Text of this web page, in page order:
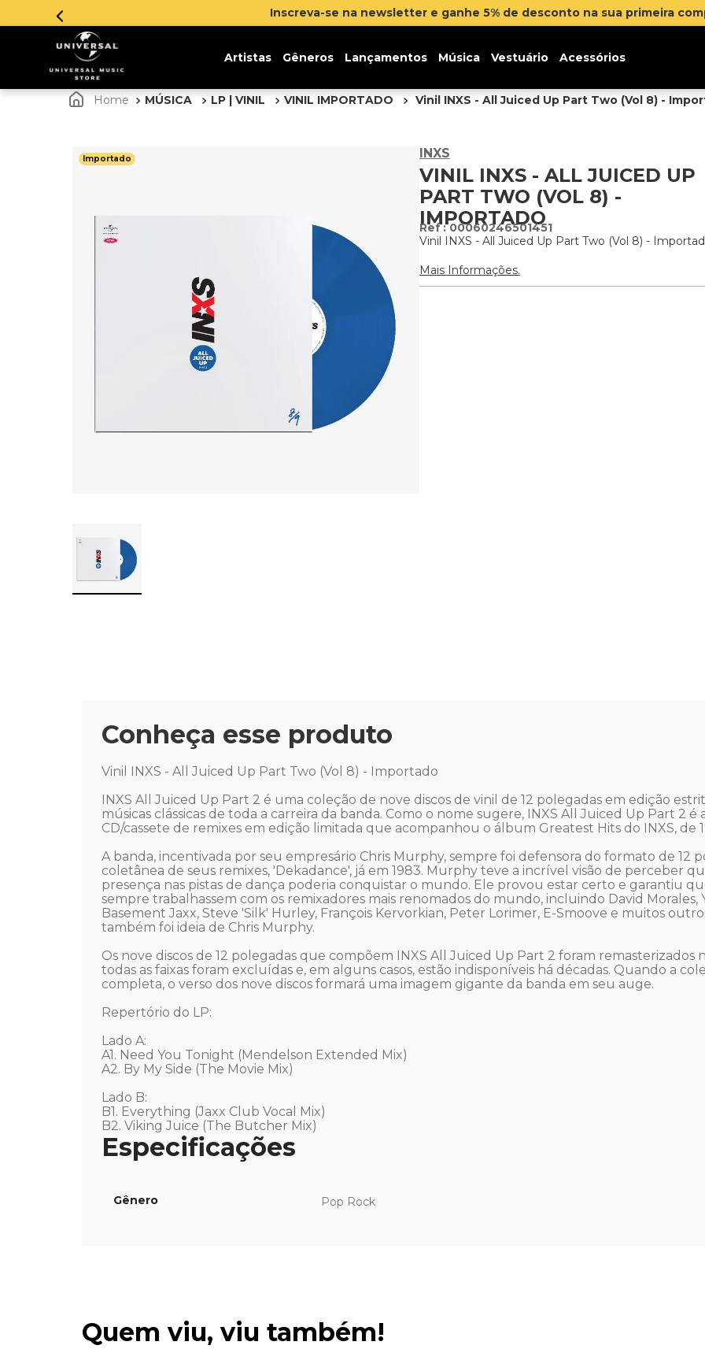
se na newsletter e ganhe 5% de desconto na sua primeira compra Clique aqui
Artistas Gêneros Lançamentos Música Vestuário Acessórios
MÚSICA LP | VINIL VINIL IMPORTADO Vinil INXS - All Juiced Up Part Two (Vol 8) -
Importado INXS
VINIL INXS - ALL JUICED UP
PART TWO (VOL 8) -
IMPORTADO
:00060246501451
Vinil INXS - All Juiced Up Part Two (Vol 8) -
Mais Informações.
Conheça esse produto
Vinil INXS - All Juiced Up Part Two (Vol 8) - Importado
INXS All Juiced Up Part 2 é uma coleção de nove discos de vinil de 12 polegadas em edição
músicas clássicas de toda a carreira da banda. Como o nome sugere, INXS All Juiced Up Part 2
CD/cassete de remixes em edição limitada que acompanhou o álbum Greatest Hits do INXS, de
A banda, incentivada por seu empresário Chris Murphy, sempre foi defensora do formato de 12
coletânea de seus remixes, 'Dekadance', já em 1983. Murphy teve a incrível visão de perceber
presença nas pistas de dança poderia conquistar o mundo. Ele provou estar certo e garantiu
sempre trabalhassem com os remixadores mais renomados do mundo, incluindo David
Basement Jaxx, Steve 'Silk' Hurley, François Kervorkian, Peter Lorimer, E-Smoove e muitos
também foi ideia de Chris Murphy.
Os nove discos de 12 polegadas que compõem INXS All Juiced Up Part 2 foram remasterizados
todas as faixas foram excluídas e, em alguns casos, estão indisponíveis há décadas. Quando a
completa, o verso dos nove discos formará uma imagem gigante da banda em seu auge.
Repertório do LP:
Lado A:
A1. Need You Tonight (Mendelson Extended Mix)
A2. By My Side (The Movie Mix)
Lado B:
B1. Everything (Jaxx Club Vocal Mix)
B2. Viking Juice (The Butcher Mix)
Gênero Pop Rock
Quem viu, viu também!